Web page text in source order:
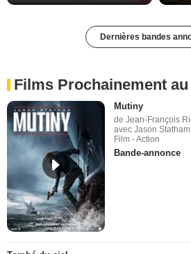
Dernières bandes
Films Prochainement
Mutiny
de Jean-François
avec Jason
Film - Action
Bande-annonce